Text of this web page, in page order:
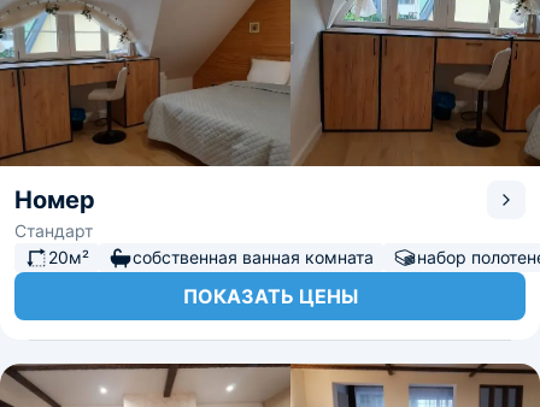
Номер
Стандарт
20м²
собственная ванная комната набор
ПОКАЗАТЬ ЦЕНЫ